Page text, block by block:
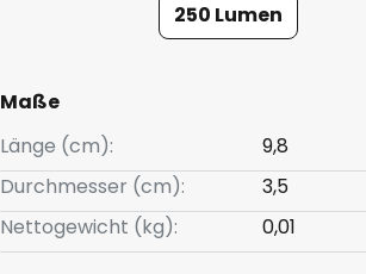
250 Lumen
Maße
Länge (cm):
9,8
Durchmesser (cm):
3,5
Nettogewicht (kg):
0,01